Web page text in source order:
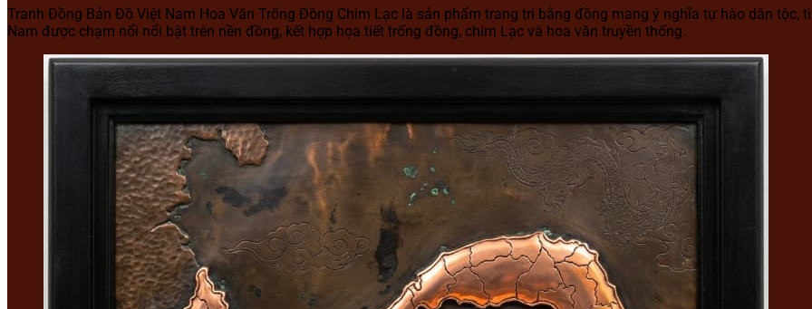
Tranh Đồng Bản Đồ Việt Nam Hoa Văn Trống Đồng Chim Lạc là sản phẩm trang trí bằng đồng mang ý nghĩa tự hào dân tộc,
Nam được chạm nổi nổi bật trên nền đồng, kết hợp họa tiết trống đồng, chim Lạc và hoa văn truyền thống.